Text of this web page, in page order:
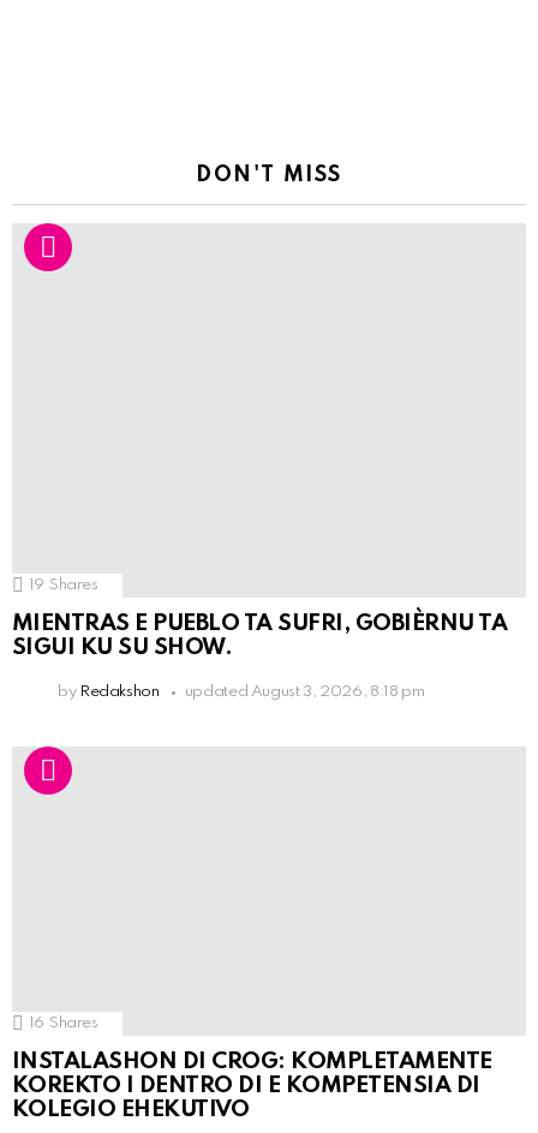
DON'T MISS
19 Shares
MIENTRAS E PUEBLO TA SUFRI, GOBIÈRNU TA
SIGUI KU SU SHOW.
by Redakshon updated August 3, 2026, 8:18 pm
16 Shares
INSTALASHON DI CROG: KOMPLETAMENTE
KOREKTO I DENTRO DI E KOMPETENSIA DI
KOLEGIO EHEKUTIVO